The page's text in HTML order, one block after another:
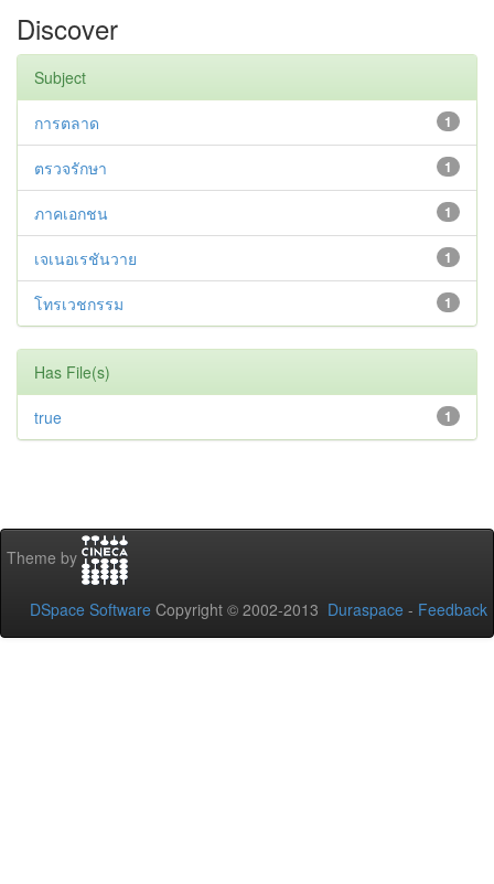
Discover
Subject
1
การตลาด
1
ตรวจรักษา
1
ภาคเอกชน
1
เจเนอเรชันวาย
1
โทรเวชกรรม
Has File(s)
1
true
Theme by
DSpace Software Copyright © 2002-2013 Duraspace - Feedback